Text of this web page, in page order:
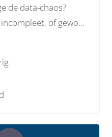
de data-chaos?
of gewoon